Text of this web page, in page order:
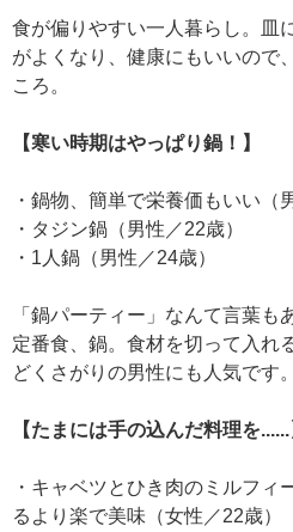
食が偏りやすい一人暮らし。皿
がよくなり、健康にもいいので
ころ。
【寒い時期はやっぱり鍋！】
・鍋物、簡単で栄養価もいい（
・タジン鍋（男性／22歳）
・1人鍋（男性／24歳）
「鍋パーティー」なんて言葉
定番食、鍋。食材を切って入れ
どくさがりの男性にも人気です。
【たまには手の込んだ料理を......
・キャベツとひき肉のミルフィ
るより楽で美味（女性／22歳）